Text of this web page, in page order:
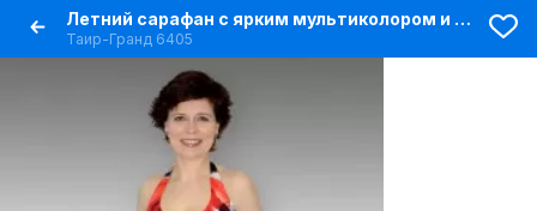
Летний сарафан с ярким мультиколором и стилизованным силуэтом
Таир-Гранд 6405